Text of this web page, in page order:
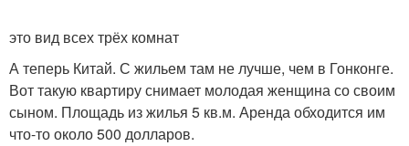
это вид всех трёх комнат
А теперь Китай. С жильем там не лучше, чем в Гонконге.
Вот такую квартиру снимает молодая женщина со своим
сыном. Площадь из жилья 5 кв.м. Аренда обходится им
что-то около 500 долларов.